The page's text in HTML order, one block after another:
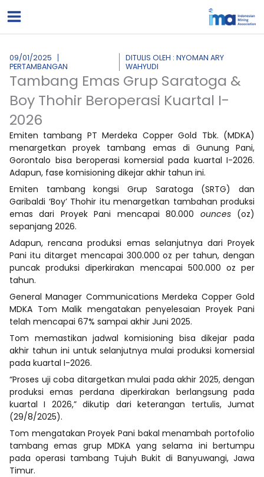
ke
09/01/2025
PERTAMBANGAN
DITULIS OLEH : NYOMAN ARY
WAHYUDI
Tambang Emas Grup Saratoga &
Boy Thohir Beroperasi Kuartal I-
2026
Emiten tambang PT Merdeka Copper Gold Tbk. (MDKA)
menargetkan proyek tambang emas di Gunung Pani,
Gorontalo bisa beroperasi komersial pada kuartal I-2026.
Adapun, fase komisioning dikejar akhir tahun ini.
Emiten tambang kongsi Grup Saratoga (SRTG) dan
Garibaldi ‘Boy’ Thohir itu menargetkan tambahan produksi
emas dari Proyek Pani mencapai 80.000 ounces(oz)
sepanjang 2026.
Adapun, rencana produksi emas selanjutnya dari Proyek
Pani itu ditarget mencapai 300.000 oz per tahun, dengan
puncak produksi diperkirakan mencapai 500.000 oz per
tahun.
General Manager Communications Merdeka Copper Gold
MDKA Tom Malik mengatakan penyelesaian Proyek Pani
telah mencapai 67% sampai akhir Juni 2025.
Tom memastikan jadwal komisioning bisa dikejar pada
akhir tahun ini untuk selanjutnya mulai produksi komersial
pada kuartal I-2026.
“Proses uji coba ditargetkan mulai pada akhir 2025, dengan
produksi emas perdana diperkirakan berlangsung pada
kuartal I 2026,” dikutip dari keterangan tertulis, Jumat
(29/8/2025).
Tom mengatakan Proyek Pani bakal menambah portofolio
tambang emas grup MDKA yang selama ini bertumpu
pada operasi tambang Tujuh Bukit di Banyuwangi, Jawa
Timur.